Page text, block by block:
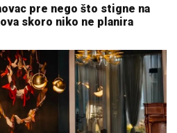
pre nego što stigne na
skoro niko ne planira